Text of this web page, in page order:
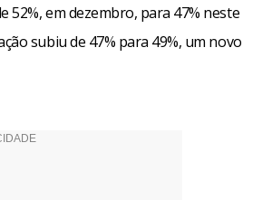
52%, em dezembro, para 47% neste
subiu de 47% para 49%, um novo